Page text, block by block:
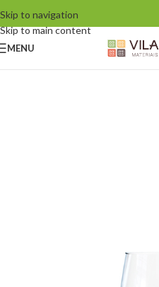
Skip to navigation
Skip to main content
MENU